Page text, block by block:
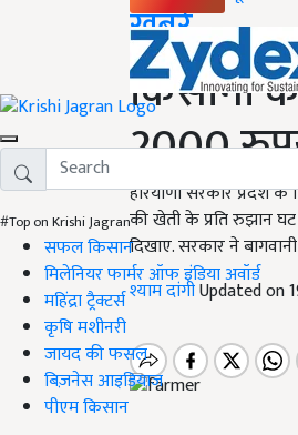
#Top on Krishi Jagran
सफल किसान
मिलेनियर फार्मर ऑफ इंडिया अवॉर्ड
महिंद्रा ट्रैक्टर्स
कृषि मशीनरी
जायद की फसल
बिज़नेस आइडियाज
पीएम किसान
ख़बरें
किसानों
2000
हरियाणा सरकार प्रदेश
की खेती के प्रति रुझान
दिखाए. सरकार ने
श्याम दांगीUpdated on